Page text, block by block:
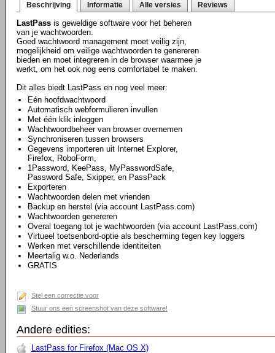
Beschrijving Informatie Alle versies Reviews
LastPass is geweldige software voor het beheren
van je wachtwoorden.
Goed wachtwoord management moet veilig zijn,
mogelijkheid om veilige wachtwoorden te genereren
bieden en moet integreren in de browser waarmee je
werkt, om het ook nog eens comfortabel te maken.
Dit alles biedt LastPass en nog veel meer:
Eén hoofdwachtwoord
Automatisch webformulieren invullen
Met één klik inloggen
Wachtwoordbeheer van browser overnemen
Synchroniseren tussen browsers
Gegevens importeren uit Internet Explorer,
Firefox, RoboForm,
1Password, KeePass, MyPasswordSafe,
Password Safe, Sxipper, en PassPack
Exporteren
Wachtwoorden delen met vrienden
Backup en herstel (via account LastPass.com)
Wachtwoorden genereren
Overal toegang tot je wachtwoorden (via account LastPass.com)
Virtueel toetsenbord-optie als bescherming tegen key loggers
Werken met verschillende identiteiten
Meertalig w.o. Nederlands
GRATIS
Stel een correctie voor
Stuur ons een screenshot van deze software!
Andere edities:
LastPass for Firefox (Mac OS X)